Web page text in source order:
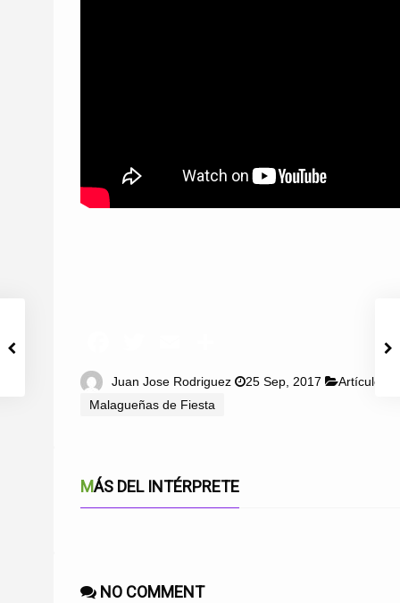
Juan Jose Rodriguez 25 Sep, 2017 Artículos
Malagueñas de Fiesta
MÁS DEL INTÉRPRETE
NO COMMENT